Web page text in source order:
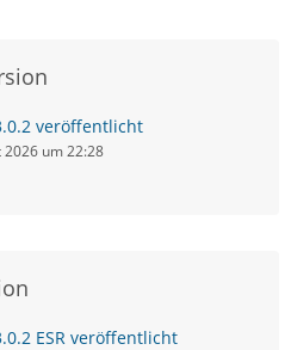
veröffentlicht
2026 um 22:28
ESR veröffentlicht